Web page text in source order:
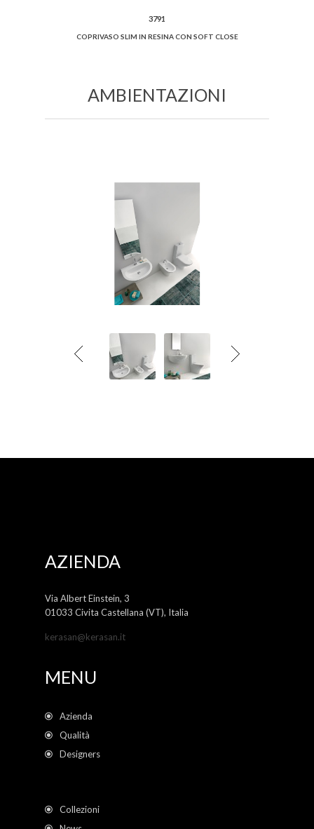
3791
COPRIVASO SLIM IN RESINA CON SOFT CLOSE
AMBIENTAZIONI
AZIENDA
Via Albert Einstein, 3
01033 Civita Castellana (VT), Italia
kerasan@kerasan.it
MENU
Azienda
Qualità
Designers
Collezioni